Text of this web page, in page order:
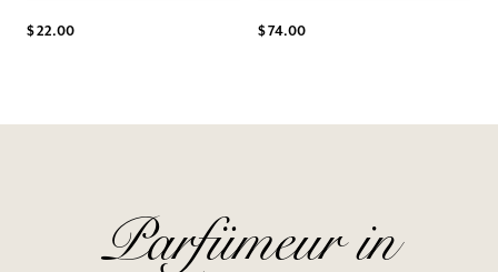
$ 22.00 $ 74.00
Parfümeur in